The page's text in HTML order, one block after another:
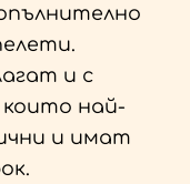
и с
които най-
и имат